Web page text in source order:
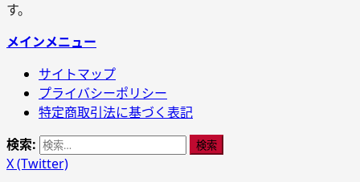
す。
メインメニュー
サイトマップ
プライバシーポリシー
特定商取引法に基づく表記
検索:
X (Twitter)